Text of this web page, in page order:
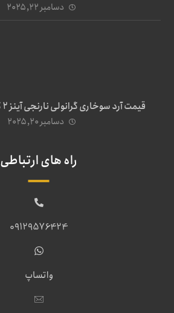
دسامبر ۲۲, ۲۰۲۵
قیمت آرد سوخاری گرانولی نارنجی آینز ۲ کیلویی در آذر ۱۴۰۴
دسامبر ۲۰, ۲۰۲۵
راه های ارتباطی
09129576424
واتساپ